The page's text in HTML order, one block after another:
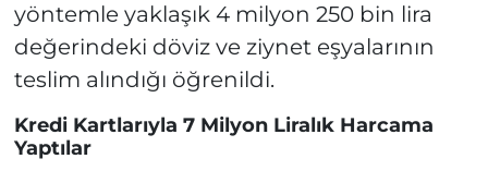
yöntemle yaklaşık 4 milyon 250 bin lira
değerindeki döviz ve ziynet eşyalarının
teslim alındığı öğrenildi.
Kredi Kartlarıyla 7 Milyon Liralık Harcama
Yaptılar